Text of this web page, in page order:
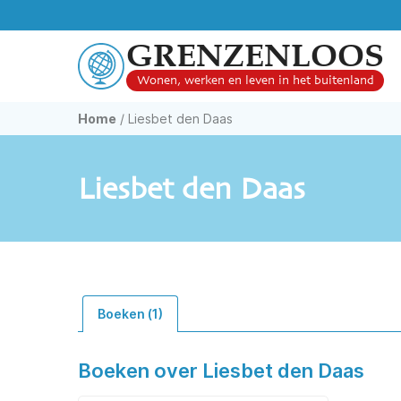
GRENZENLOOS
Wonen, werken en leven in het buitenland
Home / Liesbet den Daas
Liesbet den Daas
Boeken (1)
Boeken over Liesbet den Daas